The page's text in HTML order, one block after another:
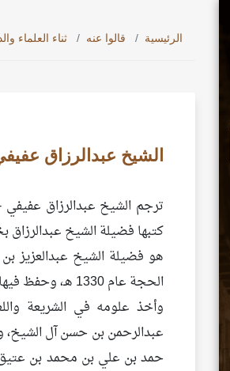
الرئيسية قالوا عنه ثناء العلماء
الشيخ عبدالرزاق
ترجم الشيخ عبدالرزاق
كتبها فضيلة الشيخ
هو فضيلة الشيخ عبدالعزيز
الحجة عام 1330 هـ، وحفظ فيها القرآن، وجوّده على الشيخ سعد وقاص البخاري بمكة المكرمة
وأخذ علومه في الشريعة
عبدالرحمن بن حسن آل الشيخ،
حمد بن علي بن محمد بن